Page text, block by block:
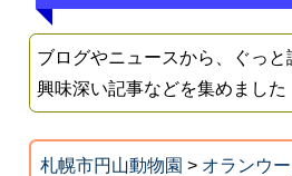
ブログやニュースから、ぐっ
興味深い記事などを集めました
札幌市円山動物園 > オランウ